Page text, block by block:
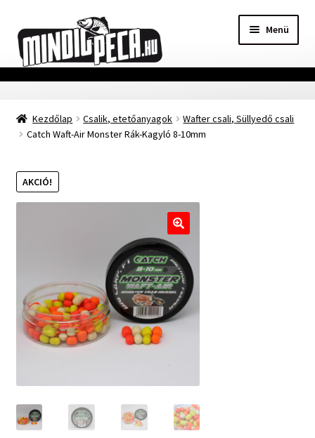
a
navigációhoz
a
tartalomba
Menü
Főoldal
Adatvédelmi nyilatkozat
Szállítási Információ
Mohosz Versenynaptár 2025
Kezdőlap Csalik, etetőanyagok
Wafter csali, Süllyedő csali
Catch Waft-Air Monster Rák-Kagyló 8-10mm
AKCIÓ!
🔍